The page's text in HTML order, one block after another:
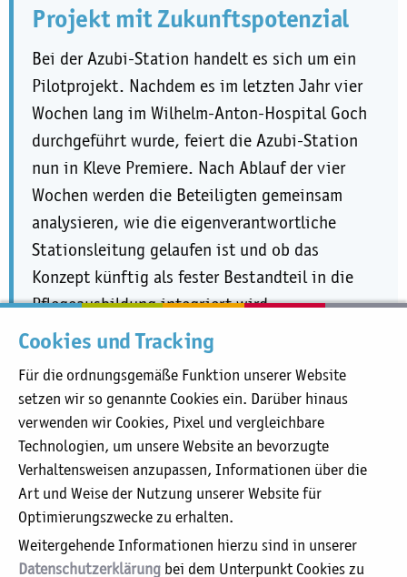
Projekt mit Zukunftspotenzial
Bei der Azubi-Station handelt es sich um ein
Pilotprojekt. Nachdem es im letzten Jahr vier
Wochen lang im Wilhelm-Anton-Hospital Goch
durchgeführt wurde, feiert die Azubi-Station
nun in Kleve Premiere. Nach Ablauf der vier
Wochen werden die Beteiligten gemeinsam
analysieren, wie die eigenverantwortliche
Stationsleitung gelaufen ist und ob das
Konzept künftig als fester Bestandteil in die
Pflegeausbildung integriert wird.
Sie befinden sich hier:
Katholisches Karl-Leisner-Klinikum
St.-Antonius-Hospital
aktuell:
Vorhang auf für die Profis von morgen: Azubis übernehmen
Teilbereich der Kinderstation im St.-Antonius-Hospital
Unser Leitbild
Organigramm
Cookies und Tracking
Für die ordnungsgemäße Funktion unserer Website
setzen wir so genannte Cookies ein. Darüber hinaus
verwenden wir Cookies, Pixel und vergleichbare
Technologien, um unsere Website an bevorzugte
Verhaltensweisen anzupassen, Informationen über die
Art und Weise der Nutzung unserer Website für
Optimierungszwecke zu erhalten.
Weitergehende Informationen hierzu sind in unserer
Datenschutzerklärung bei dem Unterpunkt Cookies zu